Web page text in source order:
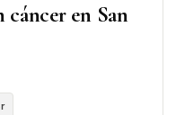
en San